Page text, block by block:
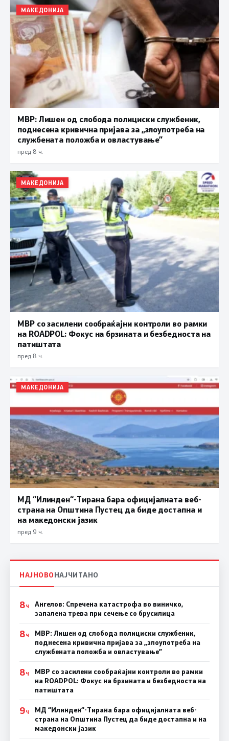
МАКЕДОНИЈА
МВР: Лишен од слобода полициски службеник,
поднесена кривична пријава за „злоупотреба на
службената положба и овластување”
пред 8 ч.
МАКЕДОНИЈА
МВР со засилени сообраќајни контроли во рамки
на ROADPOL: Фокус на брзината и безбедноста на
патиштата
пред 8 ч.
МАКЕДОНИЈА
МД “Илинден“-Тирана бара официјалната веб-
страна на Општина Пустец да биде достапна и
на македонски јазик
пред 9 ч.
НАЈНОВОНАЈЧИТАНО
8Ч
Ангелов: Спречена катастрофа во виничко,
запалена трева при сечење со брусилица
8Ч
МВР: Лишен од слобода полициски службеник,
поднесена кривична пријава за „злоупотреба на
службената положба и овластување”
8Ч
МВР со засилени сообраќајни контроли во рамки
на ROADPOL: Фокус на брзината и безбедноста на
патиштата
9Ч
МД “Илинден“-Тирана бара официјалната веб-
страна на Општина Пустец да биде достапна и на
македонски јазик